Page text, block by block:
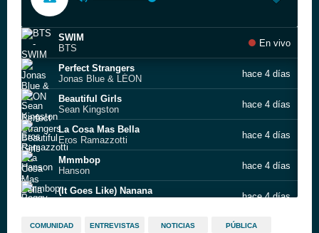
SWIM
BTS
En vivo
Perfect Strangers
Jonas Blue & LÉON
hace 4 días
Beautiful Girls
Sean Kingston
hace 4 días
La Cosa Mas Bella
Eros Ramazzotti
hace 4 días
Mmmbop
Hanson
hace 4 días
(It Goes Like) Nanana
hace 4 días
Young Wild and Free
hace 4 días
COMUNIDAD ENTREVISTAS NOTICIAS PÚBLICA